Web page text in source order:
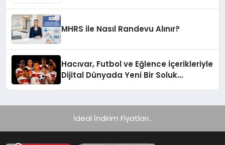
MHRS ile Nasıl Randevu Alınır?
Hacıvar, Futbol ve Eğlence İçerikleriyle
Dijital Dünyada Yeni Bir Soluk
İdeal İndirim Fiyatları..